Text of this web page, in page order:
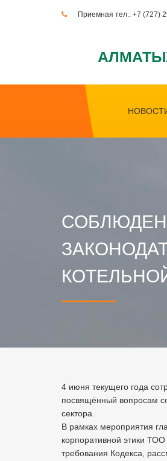
Приемная тел.: +7 (727)
4 июня текущего года
посвящённый вопросам
сектора.
В рамках мероприятия
корпоративной этики
требования Кодекса,